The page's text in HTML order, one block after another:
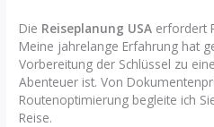
Die Reiseplanung USA erfordert
Meine jahrelange Erfahrung hat
Vorbereitung der Schlüssel zu
Abenteuer ist. Von
Routenoptimierung begleite ich
Reise.